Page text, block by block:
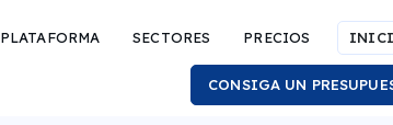
PLATAFORMA SECTORES PRECIOS
CONSIGA UN